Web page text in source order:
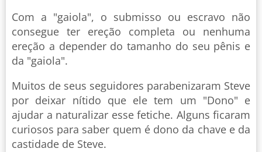
Com a "gaiola", o submisso ou escravo não
consegue ter ereção completa ou nenhuma
ereção a depender do tamanho do seu pênis e
da "gaiola".
Muitos de seus seguidores parabenizaram Steve
por deixar nítido que ele tem um "Dono" e
ajudar a naturalizar esse fetiche. Alguns ficaram
curiosos para saber quem é dono da chave e da
castidade de Steve.